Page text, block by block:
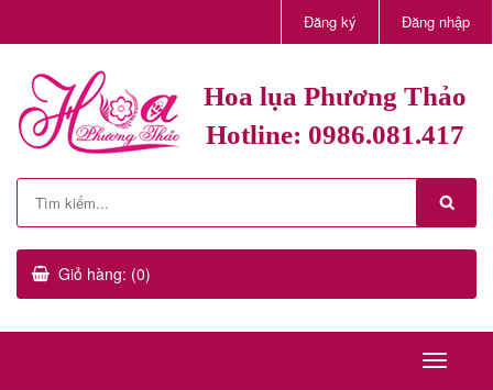
Đăng ký Đăng nhập
Hoa lụa Phương Thảo
Hotline: 0986.081.417
Giỏ hàng: (0)